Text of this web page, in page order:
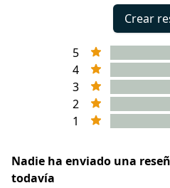
Crear
5
4
3
2
1
Nadie ha enviado una
todavía